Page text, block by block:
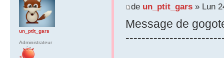
de un_ptit_gars» Lun
Message de
un_ptit_gars
Administrateur